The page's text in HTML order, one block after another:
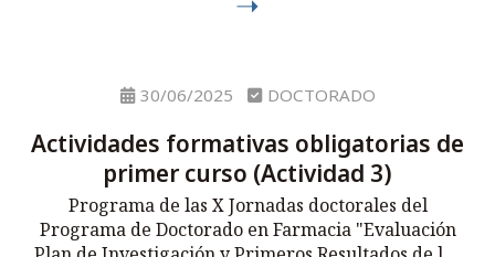
30/06/2025 DOCTORADO
Actividades formativas obligatorias de
primer curso (Actividad 3)
Programa de las X Jornadas doctorales del
Programa de Doctorado en Farmacia "Evaluación